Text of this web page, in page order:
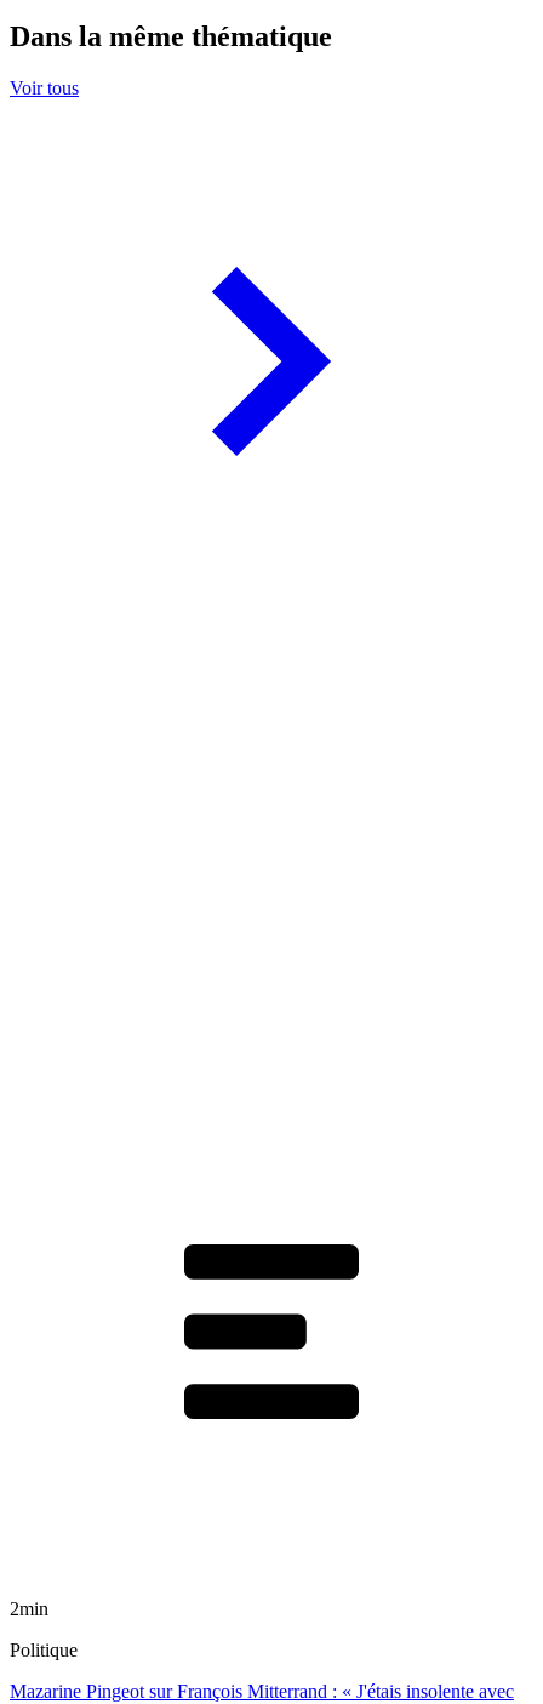
Dans la même thématique
Voir tous
2min
Politique
Mazarine Pingeot sur François Mitterrand : « J'étais insolente avec